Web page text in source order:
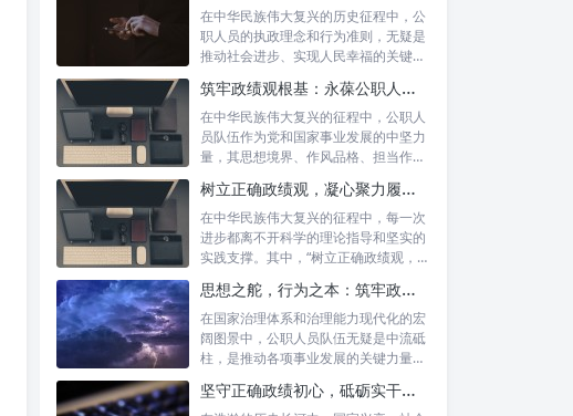
在中华民族伟大复兴的历史征程中，公
职人员的执政理念和行为准则，无疑是
推动社会进步、实现人民幸福的关键所
筑牢政绩观根基：永葆公职人员本色的时代考量与实践路径
在中华民族伟大复兴的征程中，公职人
员队伍作为党和国家事业发展的中坚力
量，其思想境界、作风品格、担当作为
树立正确政绩观，凝心聚力履职尽责：新时代下的治理智慧与实践路径
在中华民族伟大复兴的征程中，每一次
进步都离不开科学的理论指导和坚实的
实践支撑。其中，“树立正确政绩观，凝
思想之舵，行为之本：筑牢政绩观根基，永葆公职人员本色
在国家治理体系和治理能力现代化的宏
阔图景中，公职人员队伍无疑是中流砥
柱，是推动各项事业发展的关键力量。
坚守正确政绩初心，砥砺实干担当精神：新时代高质量发展的核心引擎